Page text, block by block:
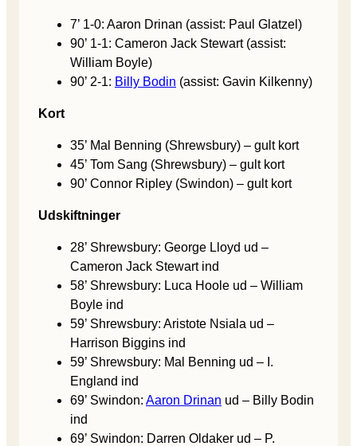
7’ 1-0: Aaron Drinan (assist: Paul Glatzel)
90’ 1-1: Cameron Jack Stewart (assist:
William Boyle)
90’ 2-1: Billy Bodin (assist: Gavin Kilkenny)
Kort
35’ Mal Benning (Shrewsbury) – gult kort
45’ Tom Sang (Shrewsbury) – gult kort
90’ Connor Ripley (Swindon) – gult kort
Udskiftninger
28’ Shrewsbury: George Lloyd ud –
Cameron Jack Stewart ind
58’ Shrewsbury: Luca Hoole ud – William
Boyle ind
59’ Shrewsbury: Aristote Nsiala ud –
Harrison Biggins ind
59’ Shrewsbury: Mal Benning ud – I.
England ind
69’ Swindon: Aaron Drinan ud – Billy Bodin
ind
69’ Swindon: Darren Oldaker ud – P.